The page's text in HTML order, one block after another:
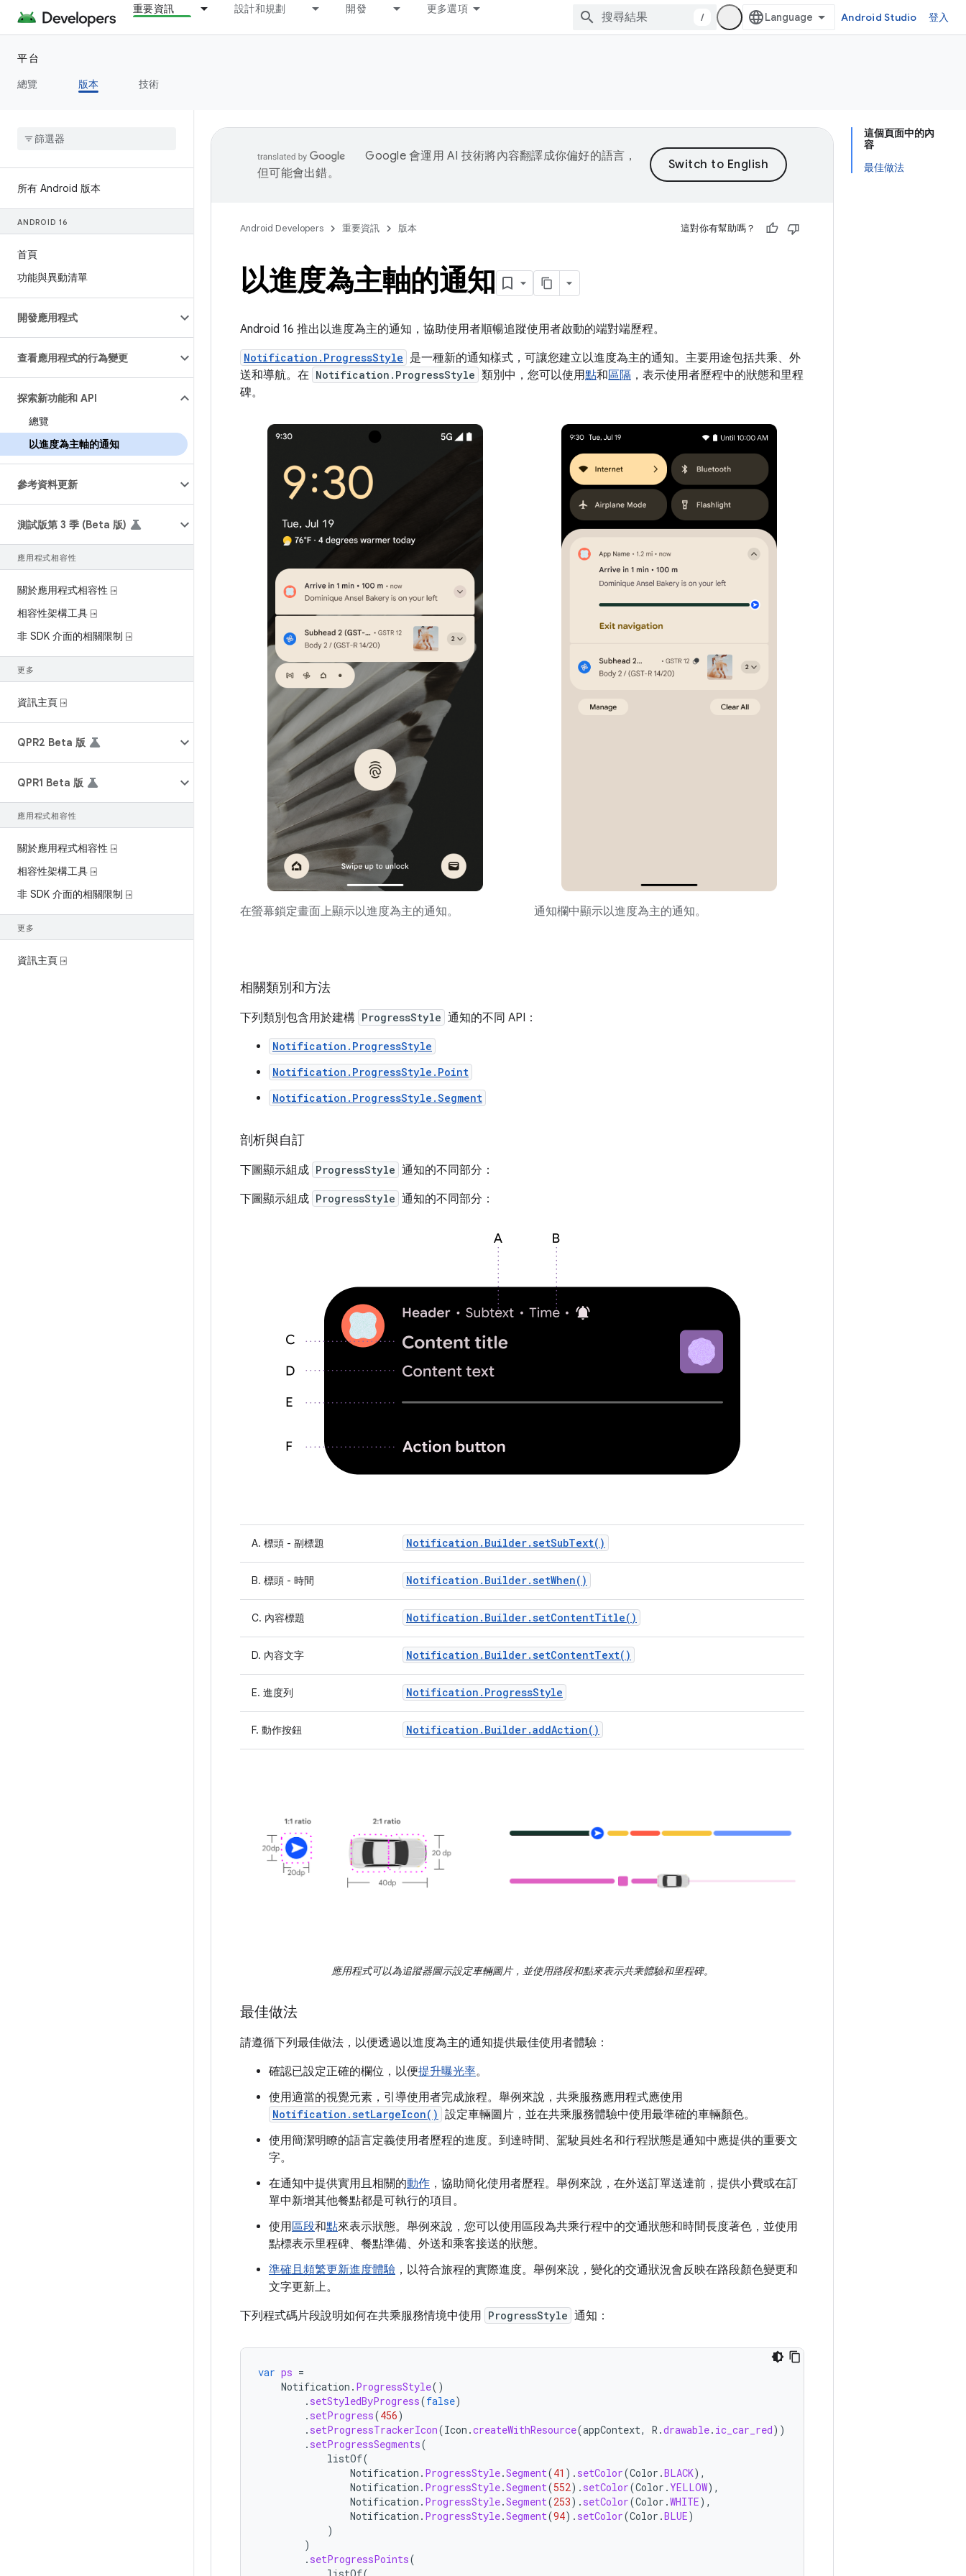
重要資訊 設計和規劃 開發 更多選項
/ Android Studio 登入
平台
總覽
版本 技術
所有 Android 版本
ANDROID 16
首頁
功能與異動清單
開發應用程式
查看應用程式的行為變更
探索新功能和 API
總覽
以進度為主軸的通知
參考資料更新
測試版第 3 季 (Beta 版)
應用程式相容性
關於應用程式相容性 ⍈
相容性架構工具 ⍈
非 SDK 介面的相關限制 ⍈
更多
資訊主頁 ⍈
QPR2 Beta 版
QPR1 Beta 版
應用程式相容性
關於應用程式相容性 ⍈
相容性架構工具 ⍈
非 SDK 介面的相關限制 ⍈
更多
資訊主頁 ⍈
這個頁面中的內
容
最佳做法
Google 會運用 AI 技術將內容翻譯成你偏好的語言，
但可能會出錯。
Android Developers 重要資訊 版本 這對你有幫助嗎？
以進度為主軸的通知
Android 16 推出以進度為主的通知，協助使用者順暢追蹤使用者啟動的端對端歷程。
Notification.ProgressStyle 是一種新的通知樣式，可讓您建立以進度為主的通知。主要用途包括共乘、外
送和導航。在 Notification.ProgressStyle 類別中，您可以使用點和區隔 ，表示使用者歷程中的狀態和里程
碑。
在螢幕鎖定畫面上顯示以進度為主的通知。 通知欄中顯示以進度為主的通知。
相關類別和方法
下列類別包含用於建構 ProgressStyle 通知的不同 API：
Notification.ProgressStyle
Notification.ProgressStyle.Point
Notification.ProgressStyle.Segment
剖析與自訂
下圖顯示組成 ProgressStyle 通知的不同部分：
下圖顯示組成 ProgressStyle 通知的不同部分：
A. 標頭 - 副標題 Notification.Builder.setSubText()
B. 標頭 - 時間 Notification.Builder.setWhen()
C. 內容標題 Notification.Builder.setContentTitle()
D. 內容文字 Notification.Builder.setContentText()
E. 進度列 Notification.ProgressStyle
F. 動作按鈕 Notification.Builder.addAction()
應用程式可以為追蹤器圖示設定車輛圖片，並使用路段和點來表示共乘體驗和里程碑。
最佳做法
請遵循下列最佳做法，以便透過以進度為主的通知提供最佳使用者體驗：
確認已設定正確的欄位，以便提升曝光率。
使用適當的視覺元素，引導使用者完成旅程。舉例來說，共乘服務應用程式應使用
Notification.setLargeIcon() 設定車輛圖片，並在共乘服務體驗中使用最準確的車輛顏色。
使用簡潔明瞭的語言定義使用者歷程的進度。到達時間、駕駛員姓名和行程狀態是通知中應提供的重要文
字。
在通知中提供實用且相關的動作 ，協助簡化使用者歷程。舉例來說，在外送訂單送達前，提供小費或在訂
單中新增其他餐點都是可執行的項目。
使用區段和點來表示狀態。舉例來說，您可以使用區段為共乘行程中的交通狀態和時間長度著色，並使用
點標表示里程碑、餐點準備、外送和乘客接送的狀態。
準確且頻繁更新進度體驗 ，以符合旅程的實際進度。舉例來說，變化的交通狀況會反映在路段顏色變更和
文字更新上。
下列程式碼片段說明如何在共乘服務情境中使用 ProgressStyle 通知：
var ps =
Notification . ProgressStyle()
. setStyledByProgress(false)
. setProgress(456)
. setProgressTrackerIcon(Icon .createWithResource(appContext, R .drawable. ic_car_red))
. setProgressSegments(
listOf(
Notification . ProgressStyle.Segment(41 ). setColor(Color .BLACK),
Notification . ProgressStyle.Segment(552). setColor(Color . YELLOW),
Notification . ProgressStyle.Segment(253). setColor(Color .WHITE),
Notification . ProgressStyle.Segment(94). setColor(Color .BLUE)
)
)
. setProgressPoints(